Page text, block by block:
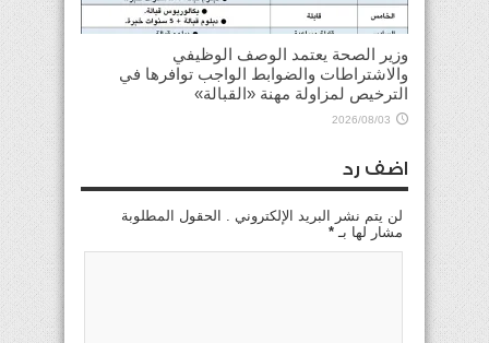
وزير الصحة يعتمد الوصف الوظيفي
والاشتراطات والضوابط الواجب توافرها في
الترخيص لمزاولة مهنة «القبالة»
2026/08/03
اضف رد
لن يتم نشر البريد الإلكتروني . الحقول المطلوبة
مشار لها بـ *